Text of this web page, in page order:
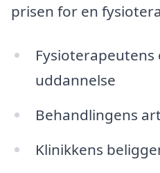
prisen for en
uddannelse
Behandlingens
Klinikkens